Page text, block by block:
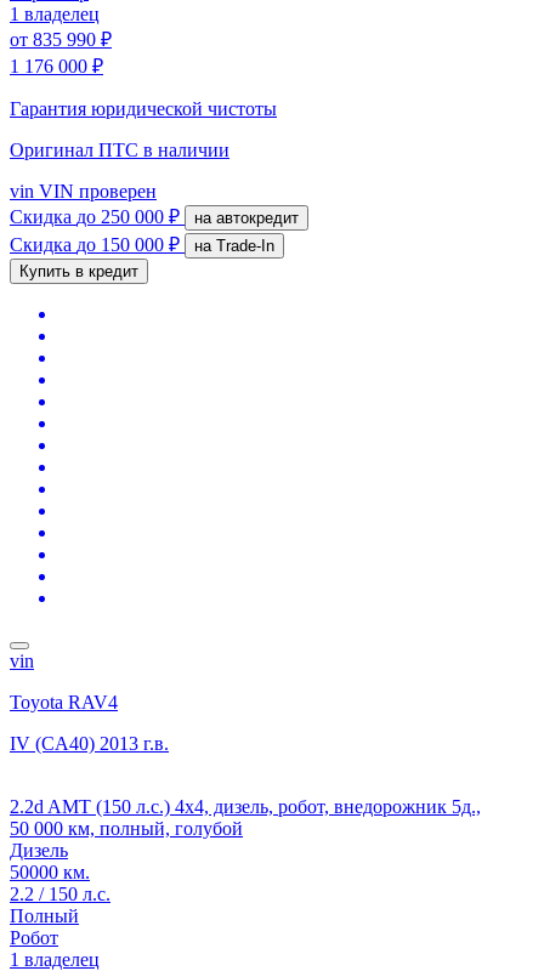
1 владелец
от 835 990 ₽
1 176 000 ₽
Гарантия юридической чистоты
Оригинал ПТС в наличии
vin VIN проверен
Скидка до 250 000 ₽ на автокредит
Скидка до 150 000 ₽
на Trade-In
Купить в кредит
vin
Toyota RAV4
IV (CA40) 2013 г.в.
2.2d AMT (150 л.с.) 4x4, дизель, робот, внедорожник 5д.,
50 000 км, полный, голубой
Дизель
50000 км.
2.2 / 150 л.с.
Полный
Робот
1 владелец